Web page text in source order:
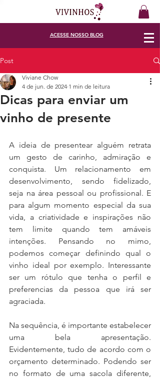
ACESSENOSSO BLOG
Post
Dicas para enviar um
vinho de presente
Viviane Chow
4 de jun. de 2024 1 min de leitura
A ideia de presentear alguém retrata
um gesto de carinho, admiração e
conquista. Um relacionamento em
desenvolvimento, sendo fidelizado,
seja na área pessoal ou profissional. E
para algum momento especial da sua
vida, a criatividade e inspirações não
tem limite quando tem amáveis
intenções. Pensando no mimo,
podemos começar definindo qual o
vinho ideal por exemplo. Interessante
ser um rótulo que tenha o perfil e
preferencias da pessoa que irá ser
agraciada.
Na sequência, é importante estabelecer
uma bela apresentação.
Evidentemente, tudo de acordo com o
orçamento determinado. Podendo ser
no formato de uma sacola diferente,